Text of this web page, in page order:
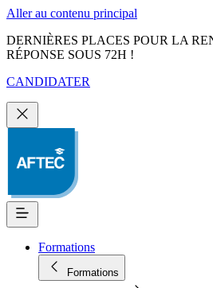
Aller au contenu principal
DERNIÈRES PLACES POUR LA
RÉPONSE SOUS 72H !
CANDIDATER
Formations
Formations